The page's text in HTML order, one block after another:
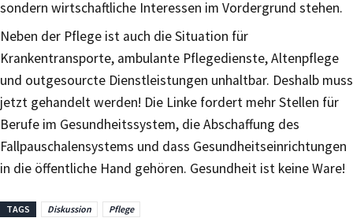
sondern wirtschaftliche Interessen im Vordergrund stehen.
Neben der Pflege ist auch die Situation für
Krankentransporte, ambulante Pflegedienste, Altenpflege
und outgesourcte Dienstleistungen unhaltbar. Deshalb muss
jetzt gehandelt werden! Die Linke fordert mehr Stellen für
Berufe im Gesundheitssystem, die Abschaffung des
Fallpauschalensystems und dass Gesundheitseinrichtungen
in die öffentliche Hand gehören. Gesundheit ist keine Ware!
TAGS Diskussion Pflege